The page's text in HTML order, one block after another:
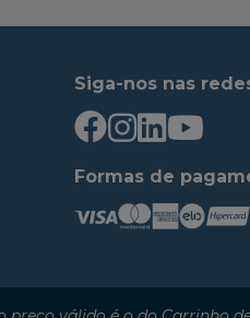
2012
2015
2015
2012
Siga-nos nas
Formas de